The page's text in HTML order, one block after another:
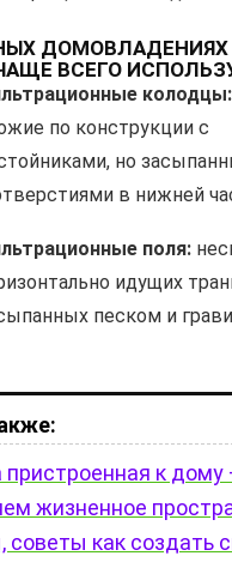
ВСЕГО
колодцы:
по конструкции с
но
в нижней
поля:
идущих
песком и
пристроенная к дому
жизненное
советы как создать